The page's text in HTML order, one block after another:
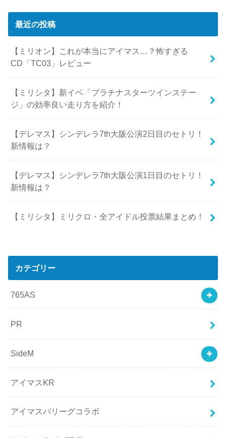
最近の投稿
【ミリオン】これが本当にアイマス…？怖すぎる
CD「TC03」レビュー
【ミリシタ】新イベ「プラチナスターツインステー
ジ」の効率良い走り方を紹介！
【デレマス】シンデレラ7th大阪公演2日目のセトリ！
新情報は？
【デレマス】シンデレラ7th大阪公演1日目のセトリ！
新情報は？
【ミリシタ】ミリクロ・全アイドル投票結果まとめ！
カテゴリー
765AS
PR
SideM
アイマスKR
アイマスパリーグコラボ